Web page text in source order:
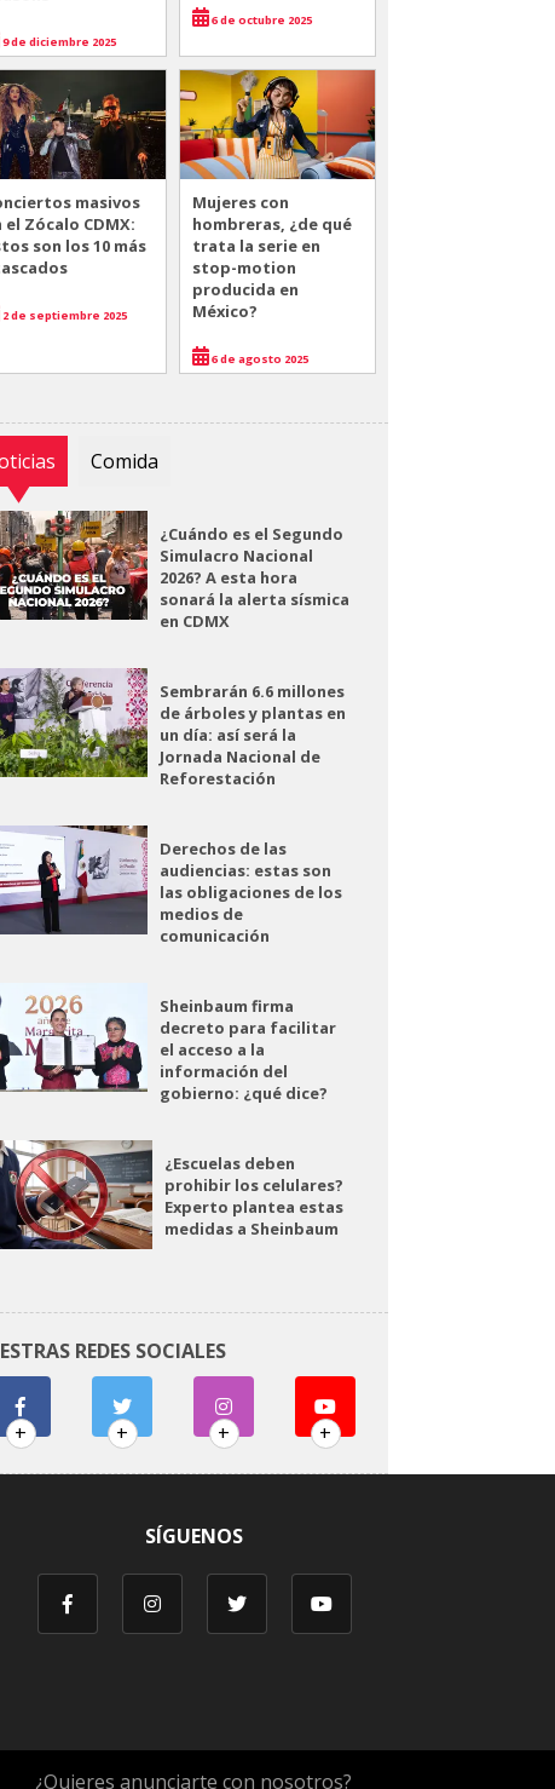
9 de diciembre 2025
6 de octubre 2025
masivos
el Zócalo CDMX:
son los 10 más
2 de septiembre 2025
Mujeres con
hombreras, ¿de qué
trata la serie en
stop-motion
producida en
México?
6 de agosto 2025
Comida
¿Cuándo es el Segundo
Simulacro Nacional
2026? A esta hora
sonará la alerta sísmica
en CDMX
Sembrarán 6.6 millones
de árboles y plantas en
un día: así será la
Jornada Nacional de
Reforestación
Derechos de las
audiencias: estas son
las obligaciones de los
medios de
comunicación
Sheinbaum firma
decreto para facilitar
el acceso a la
información del
gobierno: ¿qué dice?
¿Escuelas deben
prohibir los celulares?
Experto plantea estas
medidas a Sheinbaum
REDES SOCIALES
+ + + +
SÍGUENOS
¿Quieres anunciarte con nosotros?